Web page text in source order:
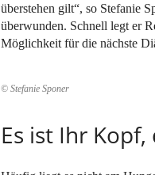
überstehen gilt“, so Stefanie
überwunden. Schnell legt er
Möglichkeit für die nächste
© Stefanie Sponer
Es ist Ihr